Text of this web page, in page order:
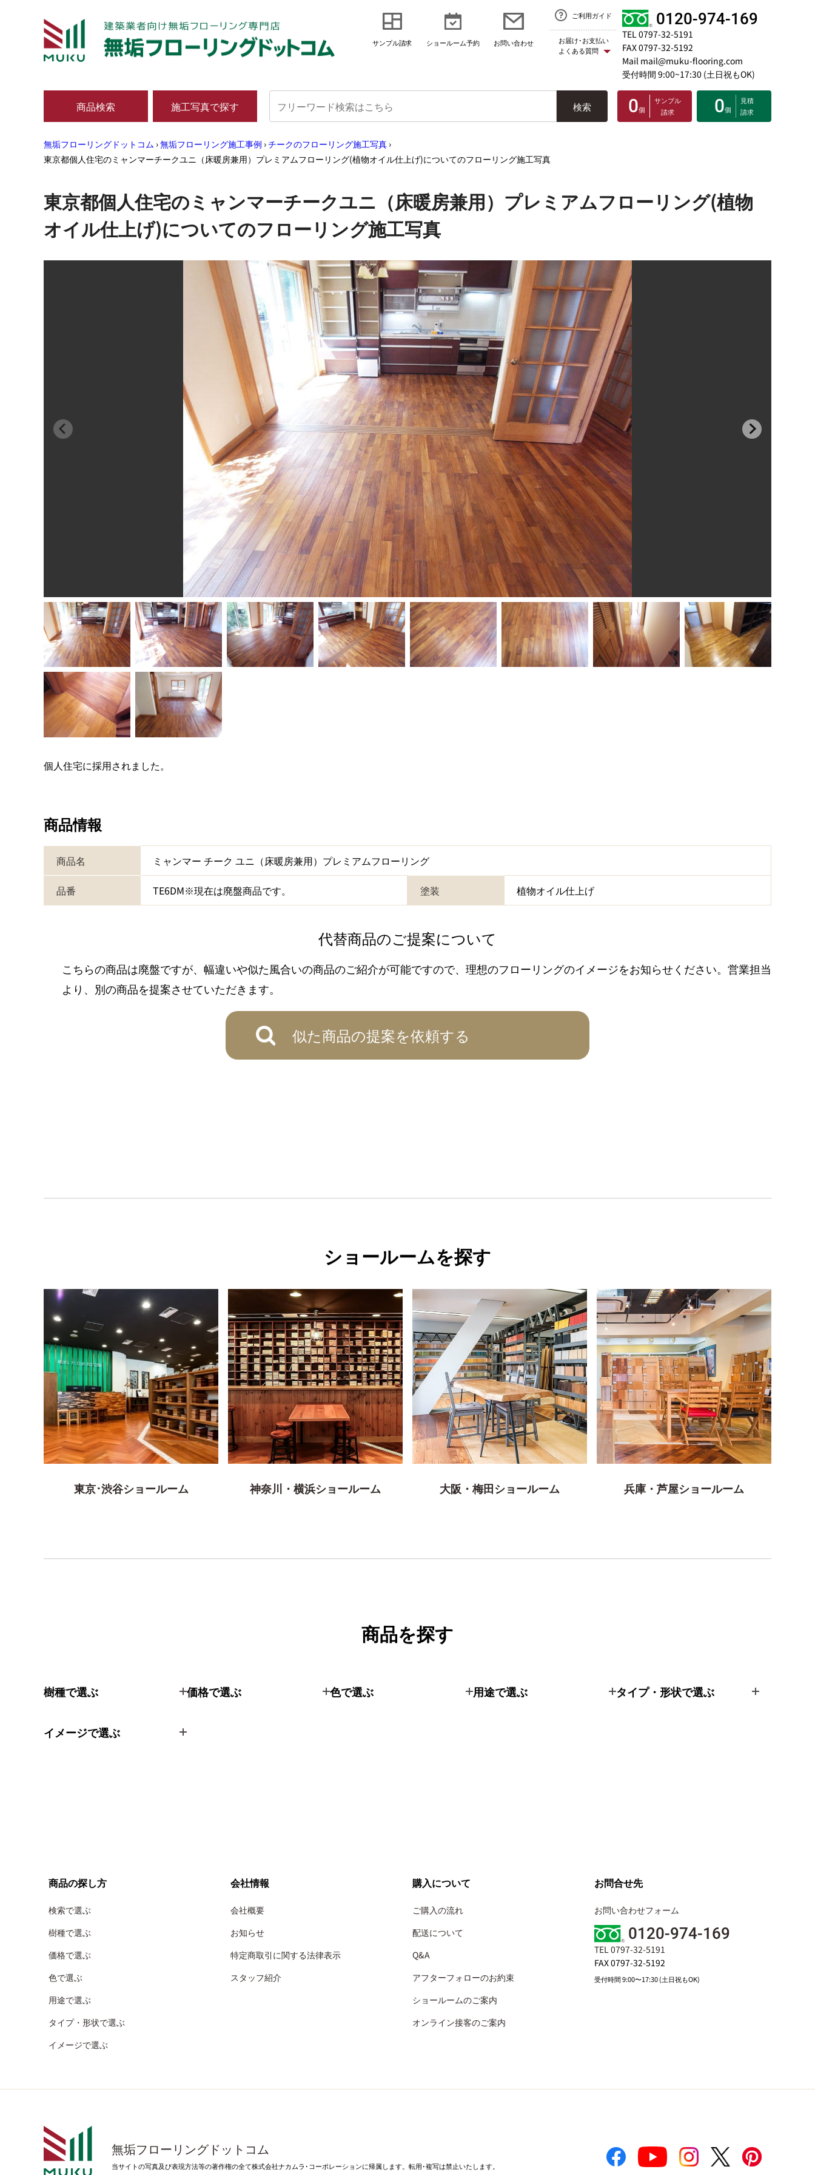
サンプル請求 ショールーム予約 お問い合わせ
ご利用ガイド
お届け･お支払い
よくある質問
0120-974-169
TEL 0797-32-5191
FAX 0797-32-5192
Mail mail@muku-flooring.com
受付時間 9:00~17:30 (土日祝もOK)
商品検索 施工写真で探す 検索 0個
サンプル
請求
0個
見積
請求
無垢フローリングドットコム ›無垢フローリング施工事例 ›チークのフローリング施工写真 ›
東京都個人住宅のミャンマーチークユニ（床暖房兼用）プレミアムフローリング(植物オイル仕上げ)についてのフローリング施工写真
東京都個人住宅のミャンマーチークユニ（床暖房兼用）プレミアムフローリング(植物
オイル仕上げ)についてのフローリング施工写真
個人住宅に採用されました。
商品情報
商品名 ミャンマー チーク ユニ（床暖房兼用）プレミアムフローリング
品番 TE6DM※現在は廃盤商品です。 塗装 植物オイル仕上げ
代替商品のご提案について
こちらの商品は廃盤ですが、幅違いや似た風合いの商品のご紹介が可能ですので、理想のフローリングのイメージをお知らせください。営業担当
より、別の商品を提案させていただきます。
似た商品の提案を依頼する
ショールームを探す
東京･渋谷ショールーム 神奈川・横浜ショールーム 大阪・梅田ショールーム 兵庫・芦屋ショールーム
商品を探す
樹種で選ぶ 価格で選ぶ 色で選ぶ 用途で選ぶ タイプ・形状で選ぶ
イメージで選ぶ
商品の探し方
検索で選ぶ
樹種で選ぶ
価格で選ぶ
色で選ぶ
用途で選ぶ
タイプ・形状で選ぶ
イメージで選ぶ
会社情報
会社概要
お知らせ
特定商取引に関する法律表示
スタッフ紹介
購入について
ご購入の流れ
配送について
Q&A
アフターフォローのお約束
ショールームのご案内
オンライン接客のご案内
お問合せ先
お問い合わせフォーム
0120-974-169
TEL 0797-32-5191
FAX 0797-32-5192
受付時間 9:00〜17:30 (土日祝もOK)
無垢フローリングドットコム
当サイトの写真及び表現方法等の著作権の全て株式会社ナカムラ･コーポレーションに帰属します。転用･複写は禁止いたします。